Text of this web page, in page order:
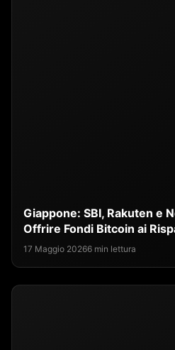
Giappone: SBI, Rakuten e
Offrire Fondi Bitcoin ai
17 Maggio 20266 min lettura